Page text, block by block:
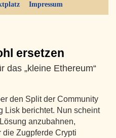
Impressum
ersetzen
das „kleine Ethereum“
den Split der Community
Lisk berichtet. Nun scheint
anzubahnen,
die Zugpferde Crypti